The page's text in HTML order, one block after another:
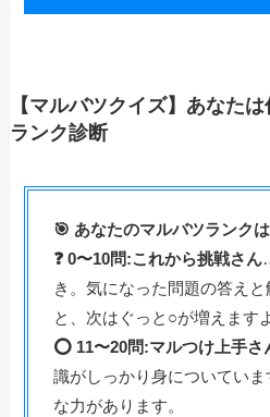
【マルバツクイズ】あなた
ランク診断
🎯 あなたのマルバツランク
❓ 0〜10問:これから挑戦さん
き。気になった問題の答え
と、次はぐっと○が増えますよ
⭕ 11〜20問:マルつけ上手さ
識がしっかり身についてい
な力があります。